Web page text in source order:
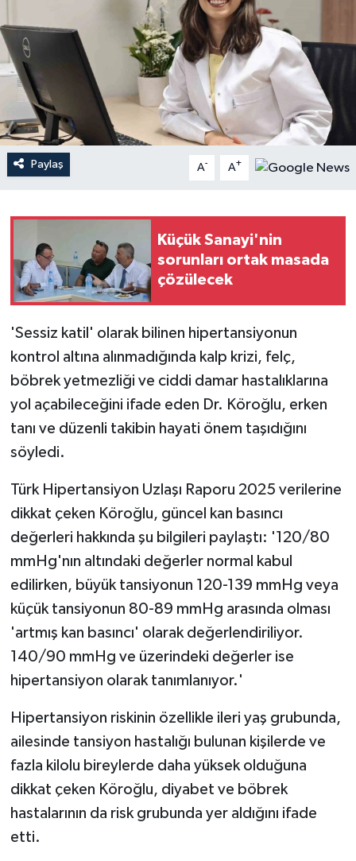
Paylaş A- A+
Küçük Sanayi'nin
sorunları ortak masada
çözülecek
'Sessiz katil' olarak bilinen hipertansiyonun
kontrol altına alınmadığında kalp krizi, felç,
böbrek yetmezliği ve ciddi damar hastalıklarına
yol açabileceğini ifade eden Dr. Köroğlu, erken
tanı ve düzenli takibin hayati önem taşıdığını
söyledi.
Türk Hipertansiyon Uzlaşı Raporu 2025 verilerine
dikkat çeken Köroğlu, güncel kan basıncı
değerleri hakkında şu bilgileri paylaştı: '120/80
mmHg'nın altındaki değerler normal kabul
edilirken, büyük tansiyonun 120-139 mmHg veya
küçük tansiyonun 80-89 mmHg arasında olması
'artmış kan basıncı' olarak değerlendiriliyor.
140/90 mmHg ve üzerindeki değerler ise
hipertansiyon olarak tanımlanıyor.'
Hipertansiyon riskinin özellikle ileri yaş grubunda,
ailesinde tansiyon hastalığı bulunan kişilerde ve
fazla kilolu bireylerde daha yüksek olduğuna
dikkat çeken Köroğlu, diyabet ve böbrek
hastalarının da risk grubunda yer aldığını ifade
etti.
Spor
Sürmanşet